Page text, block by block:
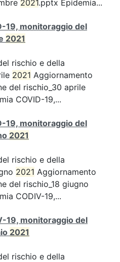
2021.pptx Epidemia...
19, monitoraggio del
2021
rischio e della
2021 Aggiornamento
del rischio_30 aprile
COVID-19,...
19, monitoraggio del
2021
rischio e della
2021 Aggiornamento
del rischio_18 giugno
CODIV-19,...
19, monitoraggio del
2021
rischio e della